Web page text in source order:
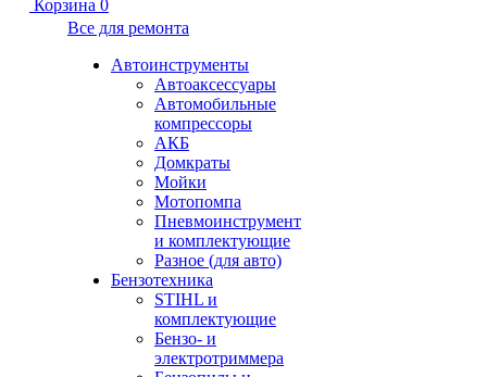
Корзина 0
Все для ремонта
Автоинструменты
Автоаксессуары
Автомобильные
компрессоры
АКБ
Домкраты
Мойки
Мотопомпа
Пневмоинструмент
и комплектующие
Разное (для авто)
Бензотехника
STIHL и
комплектующие
Бензо- и
электротриммера